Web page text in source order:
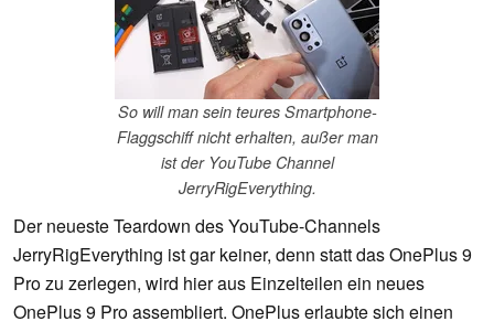
So will man sein teures Smartphone-
Flaggschiff nicht erhalten, außer man
ist der YouTube Channel
JerryRigEverything.
Der neueste Teardown des YouTube-Channels
JerryRigEverything ist gar keiner, denn statt das OnePlus 9
Pro zu zerlegen, wird hier aus Einzelteilen ein neues
OnePlus 9 Pro assembliert. OnePlus erlaubte sich einen